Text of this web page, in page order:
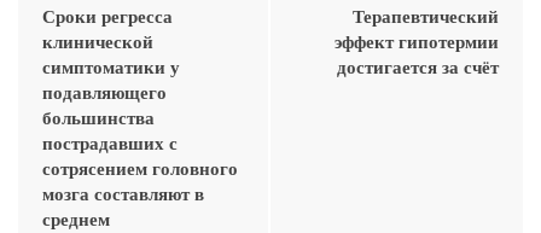
Сроки регресса
клинической
симптоматики у
подавляющего
большинства
пострадавших с
сотрясением головного
мозга составляют в
среднем
Терапевтический
эффект гипотермии
достигается за счёт